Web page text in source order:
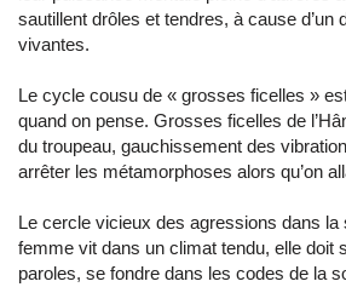
sautillent drôles et tendres, à cause d’un
vivantes.
Le cycle cousu de « grosses ficelles »
quand on pense. Grosses ficelles de
du troupeau, gauchissement des
arrêter les métamorphoses alors qu’on
Le cercle vicieux des agressions dans la
femme vit dans un climat tendu, elle doit
paroles, se fondre dans les codes de la